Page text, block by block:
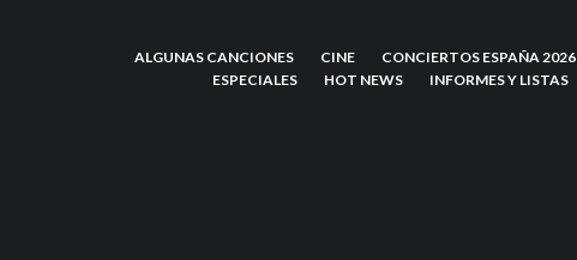
ALGUNAS CANCIONES CINE CONCIERTOS ESPAÑA 2026
ESPECIALES
HOT NEWS INFORMES Y LISTAS